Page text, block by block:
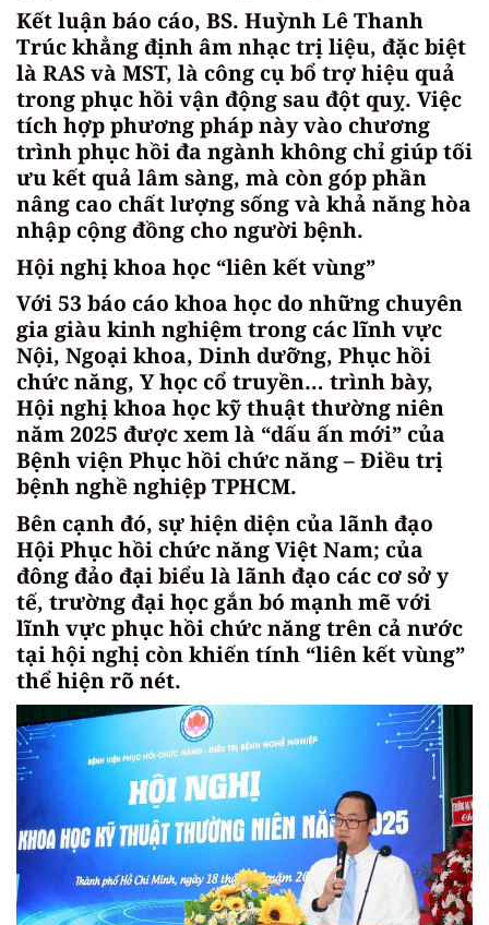
Kết luận báo cáo, BS. Huỳnh Lê Thanh
Trúc khẳng định âm nhạc trị liệu, đặc biệt
là RAS và MST, là công cụ bổ trợ hiệu quả
trong phục hồi vận động sau đột quỵ. Việc
tích hợp phương pháp này vào chương
trình phục hồi đa ngành không chỉ giúp tối
ưu kết quả lâm sàng, mà còn góp phần
nâng cao chất lượng sống và khả năng hòa
nhập cộng đồng cho người bệnh.
Hội nghị khoa học “liên kết vùng”
Với 53 báo cáo khoa học do những chuyên
gia giàu kinh nghiệm trong các lĩnh vực
Nội, Ngoại khoa, Dinh dưỡng, Phục hồi
chức năng, Y học cổ truyền… trình bày,
Hội nghị khoa học kỹ thuật thường niên
năm 2025 được xem là “dấu ấn mới” của
Bệnh viện Phục hồi chức năng – Điều trị
bệnh nghề nghiệp TPHCM.
Bên cạnh đó, sự hiện diện của lãnh đạo
Hội Phục hồi chức năng Việt Nam; của
đông đảo đại biểu là lãnh đạo các cơ sở y
tế, trường đại học gắn bó mạnh mẽ với
lĩnh vực phục hồi chức năng trên cả nước
tại hội nghị còn khiến tính “liên kết vùng”
thể hiện rõ nét.